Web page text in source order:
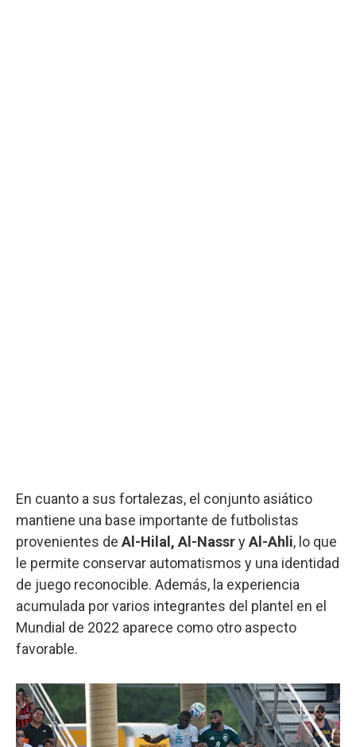
En cuanto a sus fortalezas, el conjunto asiático
mantiene una base importante de futbolistas
provenientes de Al-Hilal, Al-NassryAl-Ahli, lo que
le permite conservar automatismos y una identidad
de juego reconocible. Además, la experiencia
acumulada por varios integrantes del plantel en el
Mundial de 2022 aparece como otro aspecto
favorable.